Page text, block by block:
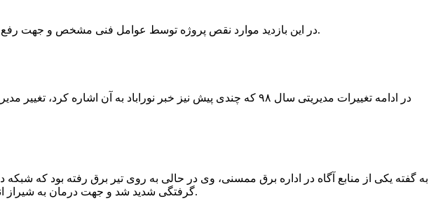
در این بازدید موارد نقص پروژه توسط عوامل فنی مشخص و جهت رفع نقص برای رسیدن به مرحله تجهیز کتابخانه به مهران ضرغامی واگذار گردید که در اسرع وقت کار تحویل گردد.
در ادامه تغییرات مدیریتی سال ۹۸ که چندی پیش نیز خبر نوراباد به
به گفته یکی از منابع آگاه در اداره برق ممسنی، وی در حالی به روی تیر برق رفته بود که
گرفتگی شدید شد و جهت درمان به شیراز انتقال یافت.به گفته این منبع آگاه ؛ متاسفانه هر دو دست این نیروی کار به دلیل سوختگی شدید قطع شده است.